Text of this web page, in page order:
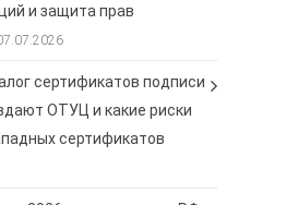
и защита прав
сертификатов подписи
ОТУЦ и какие риски
сертификатов